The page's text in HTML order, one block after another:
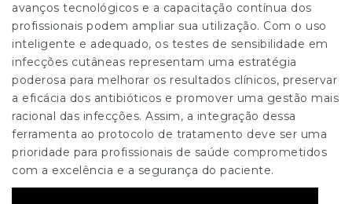
avanços tecnológicos e a capacitação contínua dos
profissionais podem ampliar sua utilização. Com o uso
inteligente e adequado, os testes de sensibilidade em
infecções cutâneas representam uma estratégia
poderosa para melhorar os resultados clínicos, preservar
a eficácia dos antibióticos e promover uma gestão mais
racional das infecções. Assim, a integração dessa
ferramenta ao protocolo de tratamento deve ser uma
prioridade para profissionais de saúde comprometidos
com a excelência e a segurança do paciente.